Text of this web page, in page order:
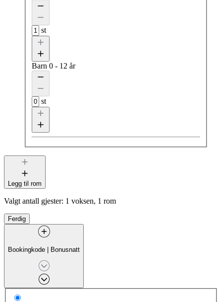
st
Barn 0 - 12 år
st
Legg til rom
Valgt antall gjester: 1 voksen, 1 rom
Ferdig
Bookingkode | Bonusnatt